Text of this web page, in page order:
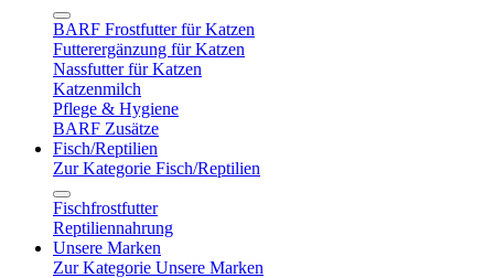
BARF Frostfutter für Katzen
Futterergänzung für Katzen
Nassfutter für Katzen
Katzenmilch
Pflege & Hygiene
BARF Zusätze
Fisch/Reptilien
Zur Kategorie Fisch/Reptilien
Fischfrostfutter
Reptiliennahrung
Unsere Marken
Zur Kategorie Unsere Marken